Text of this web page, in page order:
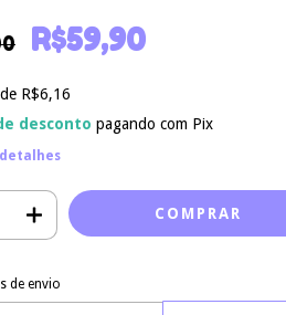
R$59,90
R$6,16
desconto pagando com Pix
o CEP:
de envio